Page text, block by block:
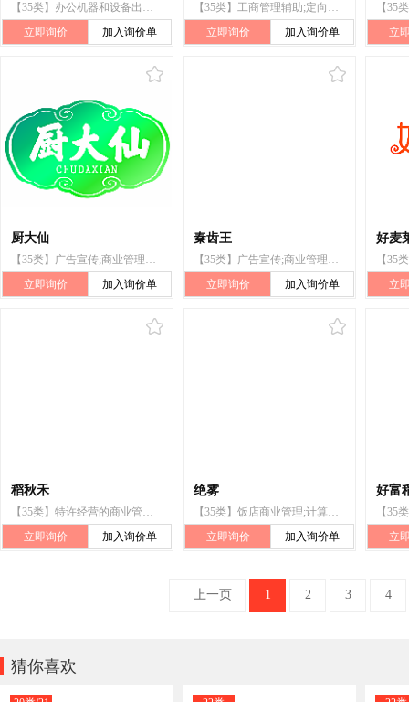
【35类】办公机器和设备出租;饭店商业管理;寻找赞助;为商品和服务的买卖双方提供在线市场;特许经营的商业管理;药品零售或批发服务;会计;职业介绍;替他人推销;广告
立即询价
加入询价单
【35类】工商管理辅助;定向市场营销;为商品和服务的买卖双方提供在线市场;替他人推销;进出口代理;饭店商业管理;提供商业信息;特许经营的商业管理;为零售目的在通信媒体上展示商品;广告
立即询价
加入询价单 立
厨大仙
【35类】广告宣传;商业管理咨询;饭店商业管理;替他人推销;替他人采购（替其他企业购买商品或服务）;为商品和服务的买卖双方提供在线市场;人事管理咨询;为推销优化搜索引擎;自动售货机出租;药品零售或批发服务
立即询价
加入询价单
秦齿王
【35类】广告宣传;商业管理咨询;饭店商业管理;替他人推销;替他人采购（替其他企业购买商品或服务）;为商品和服务的买卖双方提供在线市场;人事管理咨询;为推销优化搜索引擎;自动售货机出租;药品零售或批发服务
立即询价
加入询价单
好麦
立
稻秋禾
【35类】特许经营的商业管理;为他人推销;人事管理咨询;饭店商业管理;会计;对购买订单进行行政处理;销售展示架出租;广告宣传;药品零售或批发服务;市场营销
立即询价
加入询价单
绝雾
【35类】饭店商业管理;计算机网络上的在线广告;自动售货机出租;特许经营的商业管理;寻找赞助;为推销优化搜索引擎;人员招收服务;进出口代理;广告;为他人推销
立即询价
加入询价单
好富
立
上一页 1 2 3 4
猜你喜欢